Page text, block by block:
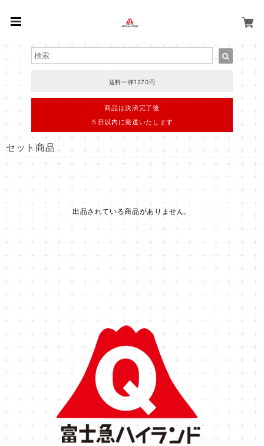
送料一律1270円
商品は決済完了後
５日以内に発送いたします
セット商品
出品されている商品がありません。